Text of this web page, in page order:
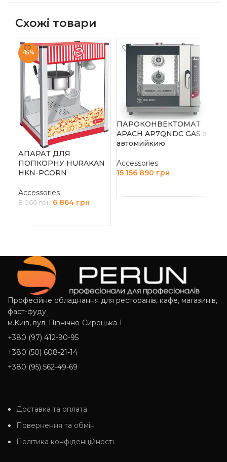
Схожі товари
-15%
АПАРАТ ДЛЯ
ПОПКОРНУ HURAKAN
HKN-PCORN
Accessories
8 060грн 6 864 грн
ПАРОКОНВЕКТОМАТ
APACH AP7QNDC GAS з
автомийкию
Accessories
15 156 890 грн
Професійне обладнання для ресторанів, кафе, магазинів,
фаст-фуду
м.Київ, вул. Північно-Сирецька 1
+380 (97) 412-90-95
+380 (50) 608-21-14
+380 (95) 562-49-69
Доставка та оплата
Повернення та обмін
Політика конфіденційності